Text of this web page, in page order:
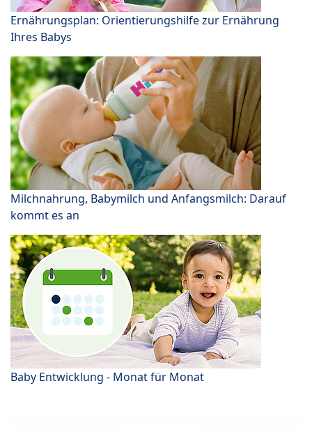
Ernährungsplan: Orientierungshilfe zur Ernährung
Ihres Babys
Milchnahrung, Babymilch und Anfangsmilch: Darauf
kommt es an
Baby Entwicklung - Monat für Monat